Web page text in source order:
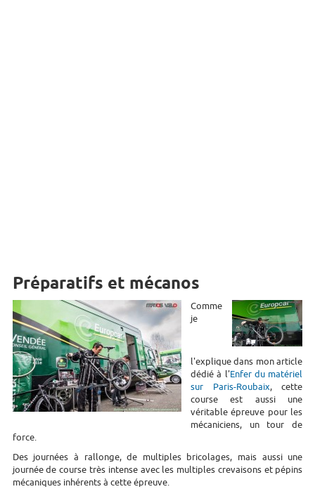
Préparatifs et mécanos
Comme
je
l'explique dans mon article
dédié à l'Enfer du matériel
sur Paris-Roubaix, cette
course est aussi une
véritable épreuve pour les
mécaniciens, un tour de
force.
Des journées à rallonge, de multiples bricolages, mais aussi une
journée de course très intense avec les multiples crevaisons et pépins
mécaniques inhérents à cette épreuve.